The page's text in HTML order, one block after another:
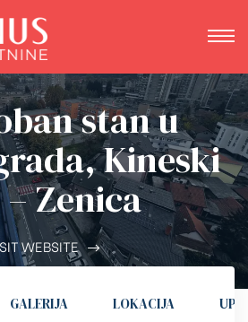
stan u
Kineski
Zenica
WEBSITE
GALERIJA LOKACIJA UPIT